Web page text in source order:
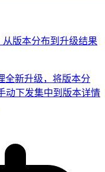
从版本分布到升级结果
全新升级，将版本分
动下发集中到版本详情